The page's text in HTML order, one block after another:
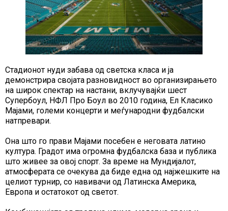
Стадионот нуди забава од светска класа и ја
демонстрира својата разновидност во организирањето
на широк спектар на настани, вклучувајќи шест
Супербоул, НФЛ Про Боул во 2010 година, Ел Класико
Мајами, големи концерти и меѓународни фудбалски
натпревари.
Она што го прави Мајами посебен е неговата латино
култура. Градот има огромна фудбалска база и публика
што живее за овој спорт. За време на Мундијалот,
атмосферата се очекува да биде една од најжешките на
целиот турнир, со навивачи од Латинска Америка,
Европа и остатокот од светот.